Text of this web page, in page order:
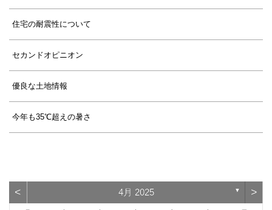
住宅の耐震性について
セカンドオピニオン
優良な土地情報
今年も35℃超えの暑さ
< 4月 2025 ▼ >